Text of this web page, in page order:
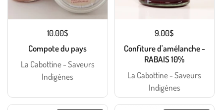
10.00$
Compote du pays
La Cabottine - Saveurs
Indigènes
9.00$
Confiture d'amélanche -
RABAIS 10%
La Cabottine - Saveurs
Indigènes